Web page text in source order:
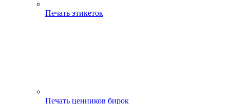
Печать этикеток
Печать ценников бирок